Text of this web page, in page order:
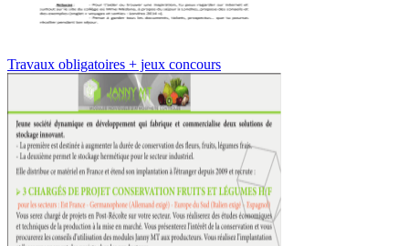
Travaux obligatoires + jeux concours